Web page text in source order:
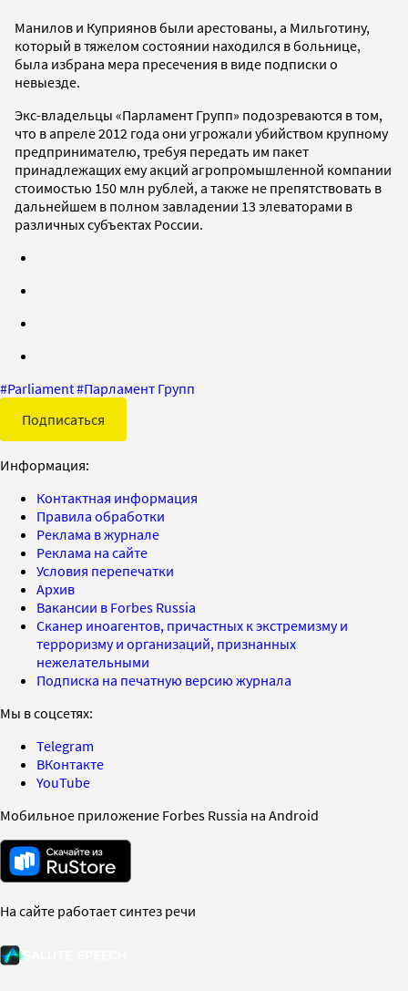
Манилов и Куприянов были арестованы, а Мильготину,
который в тяжелом состоянии находился в больнице,
была избрана мера пресечения в виде подписки о
невыезде.
Экс-владельцы «Парламент Групп» подозреваются в том,
что в апреле 2012 года они угрожали убийством крупному
предпринимателю, требуя передать им пакет
принадлежащих ему акций агропромышленной компании
стоимостью 150 млн рублей, а также не препятствовать в
дальнейшем в полном завладении 13 элеваторами в
различных субъектах России.
#Parliament#Парламент Групп
Подписаться
Информация:
Контактная информация
Правила обработки
Реклама в журнале
Реклама на сайте
Условия перепечатки
Архив
Вакансии в Forbes Russia
Сканер иноагентов, причастных к экстремизму и
терроризму и организаций, признанных
нежелательными
Подписка на печатную версию журнала
Мы в соцсетях:
Telegram
ВКонтакте
YouTube
Мобильное приложение Forbes Russia на Android
На сайте работает синтез речи